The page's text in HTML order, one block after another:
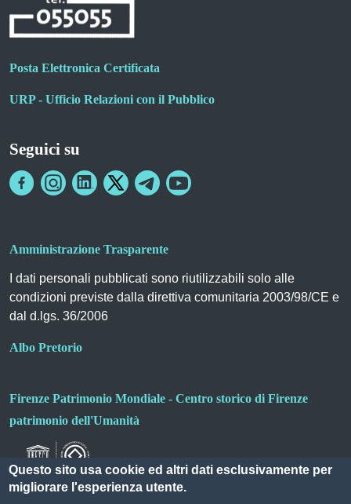
Posta Elettronica Certificata
URP - Ufficio Relazioni con il Pubblico
Seguici su
Amministrazione Trasparente
I dati personali pubblicati sono riutilizzabili solo alle
condizioni previste dalla direttiva comunitaria 2003/98/CE e
dal d.lgs. 36/2006
Albo Pretorio
Firenze Patrimonio Mondiale - Centro storico di Firenze
patrimonio dell'Umanità
Questo sito usa cookie ed altri dati esclusivamente per
migliorare l'esperienza utente.